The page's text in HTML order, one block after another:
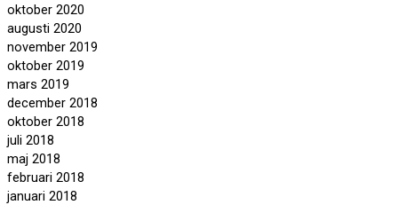
oktober 2020
augusti 2020
november 2019
oktober 2019
mars 2019
december 2018
oktober 2018
juli 2018
maj 2018
februari 2018
januari 2018